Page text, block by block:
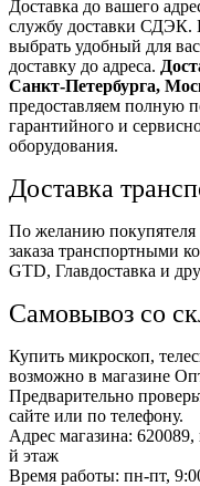
Доставка до вашего
службу доставки СДЭК.
выбрать удобный для
доставку до адреса.
Санкт-Петербурга,
предоставляем полную
гарантийного и
оборудования.
Доставка
По желанию
заказа транспортными
GTD, Главдоставка и
Самовывоз со
Купить микроскоп,
возможно в магазине
Предварительно
сайте или по телефону.
Адрес магазина:
й этаж
Время работы: пн-пт,